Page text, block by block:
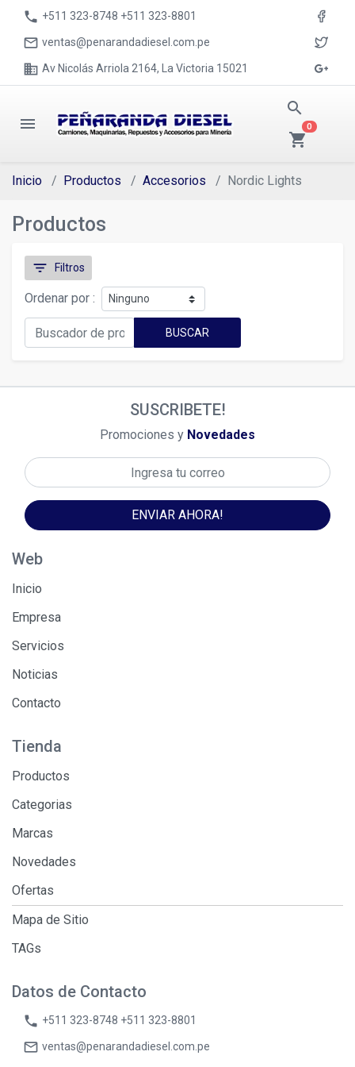
phone +511 323-8748 +511 323-8801
mail_outline ventas@penarandadiesel.com.pe
business Av Nicolás Arriola 2164, La Victoria 15021
menu
search
shopping_cart
0
Inicio Productos Accesorios Nordic Lights
Productos
filter_list Filtros
Ordenar por :
BUSCAR
SUSCRIBETE!
Promociones y Novedades
ENVIAR AHORA!
Web
Inicio
Empresa
Servicios
Noticias
Contacto
Tienda
Productos
Categorias
Marcas
Novedades
Ofertas
Mapa de Sitio
TAGs
Datos de Contacto
phone +511 323-8748 +511 323-8801
mail_outline ventas@penarandadiesel.com.pe